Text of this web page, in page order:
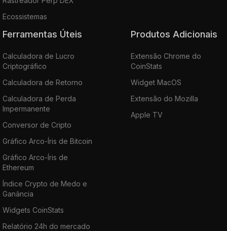
Ecossistemas
Ferramentas Úteis
Calculadora de Lucro
Criptográfico
Calculadora de Retorno
Calculadora de Perda
Impermanente
Conversor de Cripto
Gráfico Arco-Íris de Bitcoin
Gráfico Arco-Íris de
Ethereum
Índice Crypto de Medo e
Ganância
Widgets CoinStats
Relatório 24h do mercado
Produtos Adicionais
Extensão Chrome do
CoinStats
Widget MacOS
Extensão do Mozilla
Apple TV